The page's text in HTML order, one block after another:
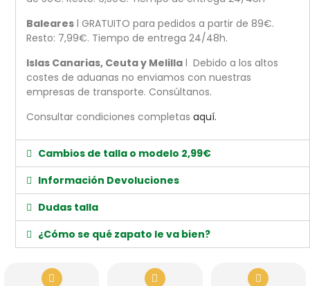
Baleares l GRATUITO para pedidos a partir de 89€.
Resto: 7,99€. Tiempo de entrega 24/48h.
Islas Canarias, Ceuta y Melilla l Debido a los altos
costes de aduanas no enviamos con nuestras
empresas de transporte. Consúltanos.
Consultar condiciones completasaquí.
Cambios de talla o modelo 2,99€
Información Devoluciones
Dudas talla
¿Cómo se qué zapato le va bien?